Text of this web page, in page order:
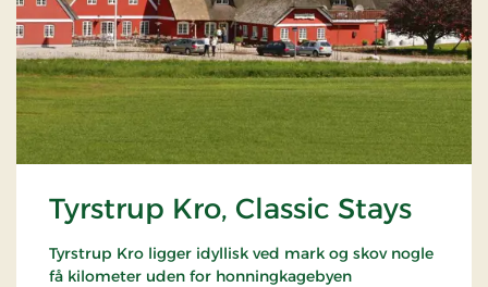
Tyrstrup Kro, Classic Stays
Tyrstrup Kro ligger idyllisk ved mark og skov nogle
få kilometer uden for honningkagebyen